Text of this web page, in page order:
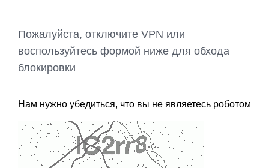
Пожалуйста, отключите VPN или
воспользуйтесь формой ниже для обхода
блокировки
Нам нужно убедиться, что вы не являетесь роботом